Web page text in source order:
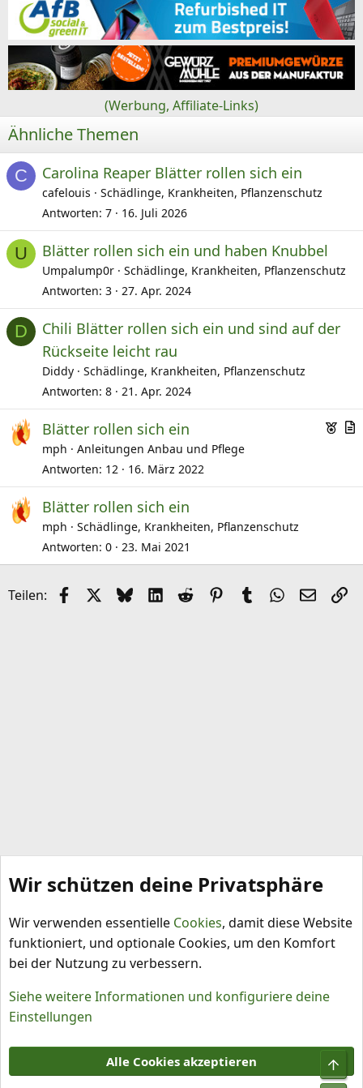
(Werbung, Affiliate-Links)
Ähnliche Themen
C Carolina Reaper Blätter rollen sich ein
cafelouis
Schädlinge, Krankheiten, Pflanzenschutz
Antworten 7 16. Juli 2026
U Blätter rollen sich ein und haben Knubbel
Umpalump0r
Schädlinge, Krankheiten, Pflanzenschutz
Antworten 3 27. Apr. 2024
D
Chili Blätter rollen sich ein und sind auf der
Rückseite leicht rau
Diddy
Schädlinge, Krankheiten, Pflanzenschutz
Antworten 8 21. Apr. 2024
E
f
e
n
i
Blätter rollen sich ein
mph
Anleitungen Anbau und Pflege
Antworten 12 16. März 2022
Blätter rollen sich ein
mph
Schädlinge, Krankheiten, Pflanzenschutz
Antworten 0 23. Mai 2021
Teilen: FacebookX (Twitter)
BlueskyLinkedIn
Reddit Pinterest
Tumblr WhatsApp
E-Mail
Schädlinge, Krankheiten, Pflanzenschutz
Nutzungsbedingungen
Datenschutz
Wir schützen deine Privatsphäre
Wir verwenden essentielle Cookies, damit diese Website
funktioniert, und optionale Cookies, um den Komfort
bei der Nutzung zu verbessern.
Siehe weitere Informationen und konfiguriere deine
Einstellungen
Alle Cookies akzeptieren